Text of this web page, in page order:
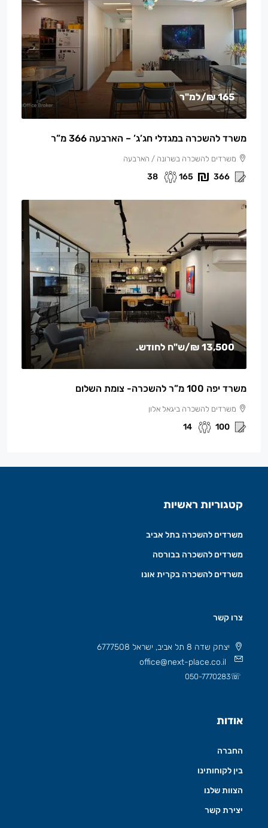
165 ₪ /למ"ר
משרד להשכרה במגדלי חג’ג’ – הארבעה 366 מ”ר
משרדים להשכרה בשרונה / הארבעה
366
165
38
13,500 ₪ /ש"ח לחודש.
משרד יפה 100 מ”ר להשכרה- צומת השלום
משרדים להשכרה ביגאל אלון
100
14
קטגוריות ראשיות
משרדים להשכרה בתל אביב
משרדים להשכרה בבורסה
משרדים להשכרה בקרית אונו
צרו קשר
יצחק שדה 8 תל אביב, ישראל 6777508
office@next-place.co.il
☏
050-7770283
אודות
החברה
בין לקוחותינו
הצוות שלנו
יצירת קשר